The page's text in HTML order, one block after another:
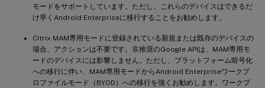
モードをサポートしています。ただし、これらのデバイスはできるだ
け早くAndroid Enterpriseに移行することをお勧めします。
Citrix MAM専用モードに登録されている新規または既存のデバイスの
場合、アクションは不要です。非推奨のGoogle APIは、MAM専用モ
ードのデバイスには影響しません。ただし、プラットフォーム暗号化
への移行に伴い、MAM専用モードからAndroid Enterpriseワークプ
ロファイルモード（BYOD）への移行を強くお勧めします。ワークプ